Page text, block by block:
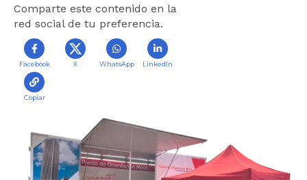
r
a
Comparte este contenido en la
red social de tu preferencia.
Facebook X WhatsApp LinkedIn
Copiar